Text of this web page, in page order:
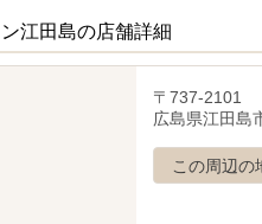
江田島の店舗詳細
〒737-2101
広島県江田島
この周辺の